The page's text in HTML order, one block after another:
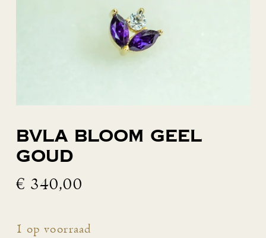
BVLA Bloom geel
goud
€ 340,00
1 op voorraad